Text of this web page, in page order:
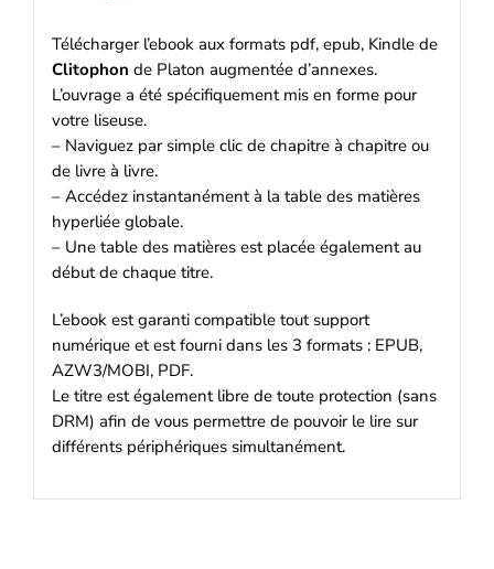
Télécharger l’ebook aux formats pdf, epub, Kindle de
Clitophon de Platon augmentée d’annexes.
L’ouvrage a été spécifiquement mis en forme pour
votre liseuse.
– Naviguez par simple clic de chapitre à chapitre ou
de livre à livre.
– Accédez instantanément à la table des matières
hyperliée globale.
– Une table des matières est placée également au
début de chaque titre.
L’ebook est garanti compatible tout support
numérique et est fourni dans les 3 formats : EPUB,
AZW3/MOBI, PDF.
Le titre est également libre de toute protection (sans
DRM) afin de vous permettre de pouvoir le lire sur
différents périphériques simultanément.